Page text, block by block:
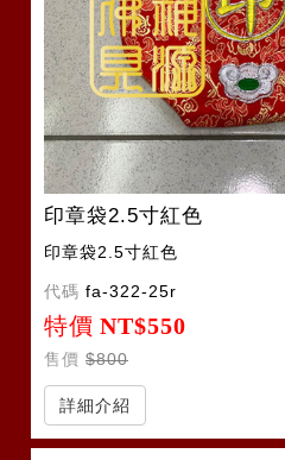
印章袋2.5寸紅色
印章袋2.5寸紅色
代碼 fa-322-25r
特價 NT$550
售價 $800
詳細介紹